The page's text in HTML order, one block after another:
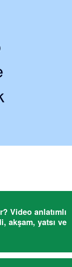
Video anlatımlı
akşam, yatsı ve